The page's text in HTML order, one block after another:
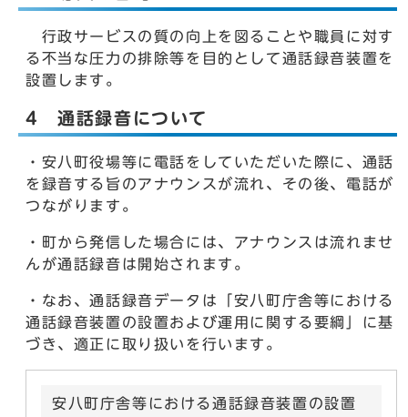
行政サービスの質の向上を図ることや職員に対す
る不当な圧力の排除等を目的として通話録音装置を
設置します。
4 通話録音について
・安八町役場等に電話をしていただいた際に、通話
を録音する旨のアナウンスが流れ、その後、電話が
つながります。
・町から発信した場合には、アナウンスは流れませ
んが通話録音は開始されます。
・なお、通話録音データは「安八町庁舎等における
通話録音装置の設置および運用に関する要綱」に基
づき、適正に取り扱いを行います。
安八町庁舎等における通話録音装置の設置